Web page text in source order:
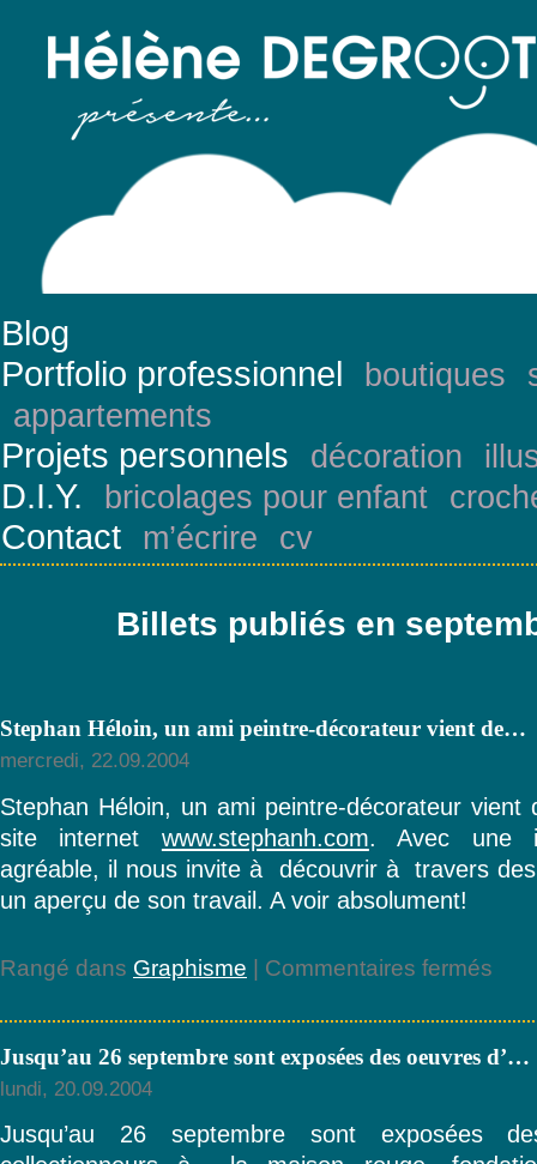
Blog
Portfolio professionnel
boutiques
appartements
Projets personnels décoration
D.I.Y. bricolages pour enfant
Contact m’écrire cv
Billets publiés en
Stephan Héloin, un ami peintre-décorateur vient de…
mercredi, 22.09.2004
Stephan Héloin, un ami peintre-décorateur
site internet www.stephanh.com. Avec une
agréable, il nous invite à découvrir à travers
un aperçu de son travail. A voir absolument!
Rangé dans Graphisme | Commentaires fermés
ami
de…
Jusqu’au 26 septembre sont exposées des oeuvres d’…
lundi, 20.09.2004
Jusqu’au 26 septembre sont exposées